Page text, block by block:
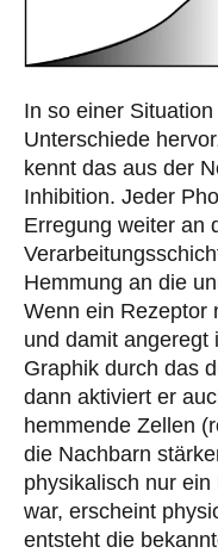
In so einer
Unterschiede
kennt das aus der
Inhibition. Jeder
Erregung weiter an
Hemmung an die
Wenn ein Rezeptor
und damit angeregt
Graphik durch das
dann aktiviert er
hemmende Zellen
die Nachbarn
physikalisch nur
war, erscheint
entsteht die